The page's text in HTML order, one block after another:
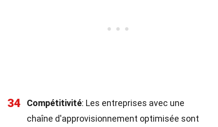
34 Compétitivité: Les entreprises avec une
chaîne d'approvisionnement optimisée sont